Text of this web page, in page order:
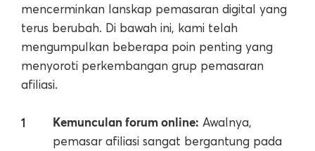
mencerminkan lanskap pemasaran digital yang
terus berubah. Di bawah ini, kami telah
mengumpulkan beberapa poin penting yang
menyoroti perkembangan grup pemasaran
afiliasi.
Kemunculan forum online: Awalnya,
pemasar afiliasi sangat bergantung pada